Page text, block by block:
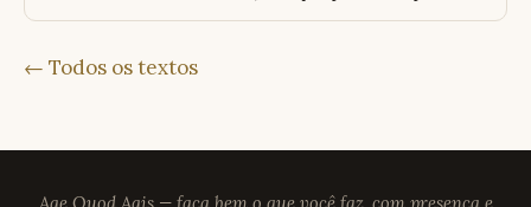
← Todos os textos